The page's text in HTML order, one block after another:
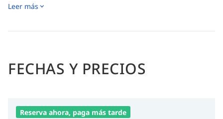
que garantizan que esté bien alimentado y listo para
Ubicación remota, pero cerca de la playa de Panagsama,
Leer más
FECHAS Y PRECIOS
Reserva ahora, paga más tarde